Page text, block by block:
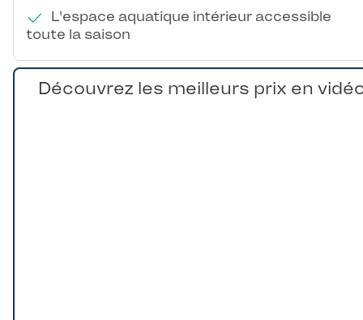
L'espace aquatique intérieur accessible
toute la saison
Découvrez les meilleurs prix en